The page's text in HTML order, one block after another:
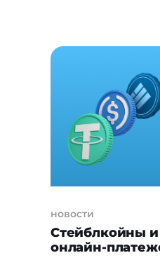
новости
Стейблкойны и
онлайн-